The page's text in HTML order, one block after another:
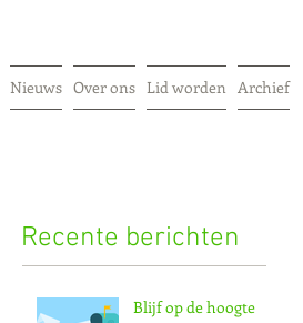
Nieuws Over ons Lid worden Archief
Recente berichten
Blijf op de hoogte